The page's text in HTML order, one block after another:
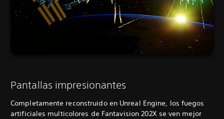
Pantallas impresionantes
Completamente reconstruido en Unreal Engine, los fuegos
artificiales multicolores de Fantavision 202X se ven mejor